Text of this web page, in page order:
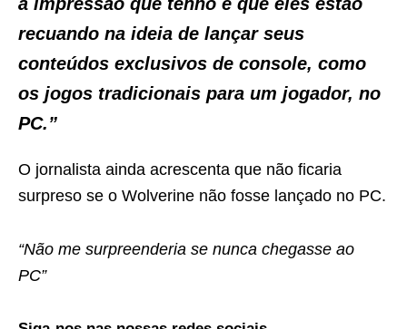
recuando na ideia de lançar seus
conteúdos exclusivos de console, como
os jogos tradicionais para um jogador, no
PC.”
O jornalista ainda acrescenta que não ficaria
surpreso se o Wolverine não fosse lançado no PC.
“Não me surpreenderia se nunca chegasse ao
PC”